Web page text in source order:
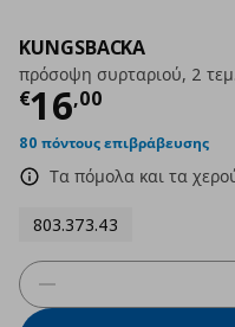
KUNGSBACKA
πρόσοψη συρταριού, 2 τεμ.
€16,00
Τρέχουσα
80 πόντους επιβράβευσης
Τα πόμολα και τα
803.373.43